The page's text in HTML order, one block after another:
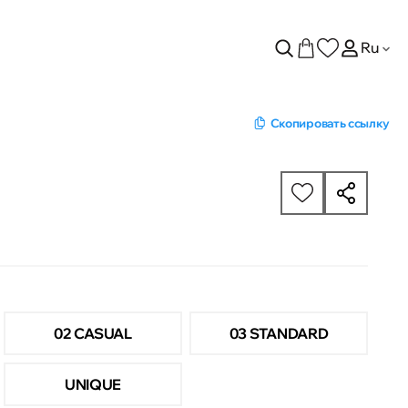
Ru
Скопировать ссылку
02 CASUAL 03 STANDARD
UNIQUE